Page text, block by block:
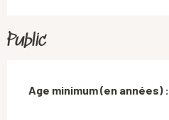
Public
Age minimum (en années) :